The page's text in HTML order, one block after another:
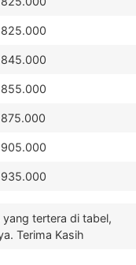
825.000
845.000
855.000
875.000
905.000
935.000
tertera di tabel,
Terima Kasih